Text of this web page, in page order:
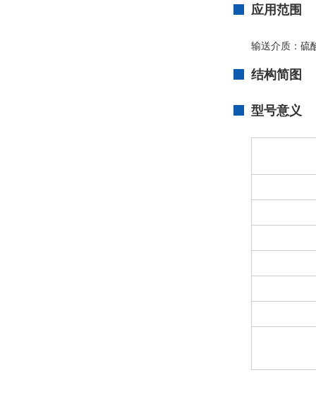
应用范围
输送介质：硫
结构简图
型号意义